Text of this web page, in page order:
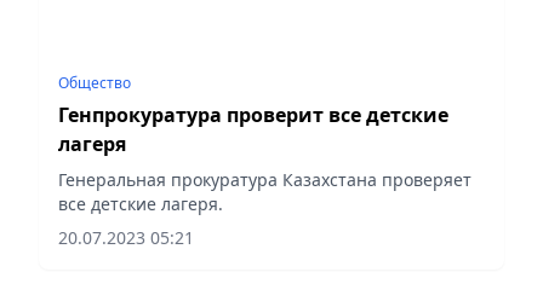
Общество
Генпрокуратура проверит все детские
лагеря
Генеральная прокуратура Казахстана проверяет
все детские лагеря.
20.07.2023 05:21